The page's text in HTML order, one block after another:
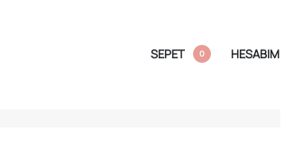
SEPET 0 HESABIM